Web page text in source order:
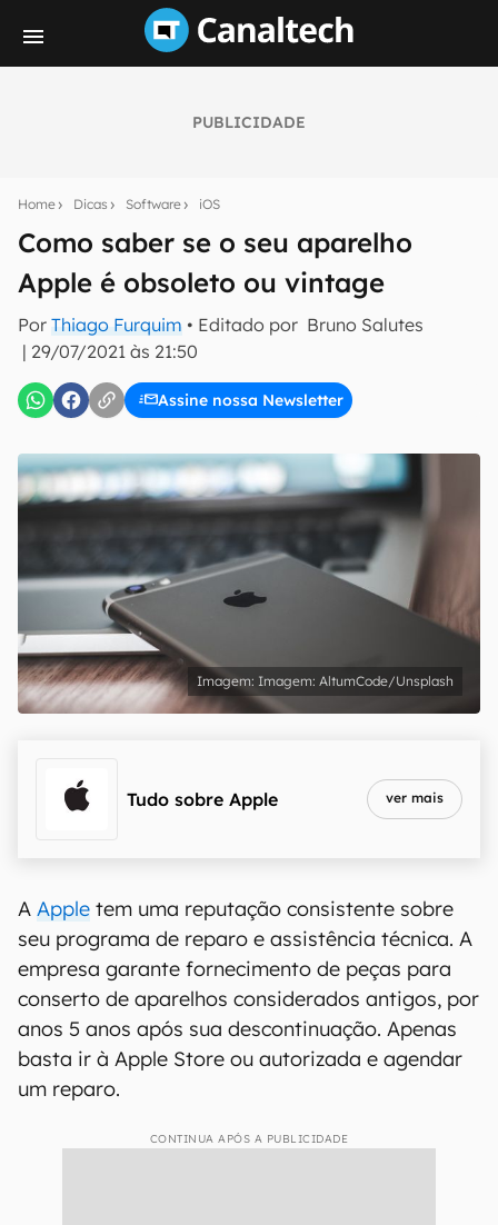
PUBLICIDADE
Home Dicas Software iOS
Como saber se o seu aparelho
Apple é obsoleto ou vintage
Por Thiago Furquim • Editado por Bruno Salutes
| 29/07/2021 às 21:50
Assine nossa Newsletter
notícias e reviews sobre tecnologia em primeira
E-mail
Uso e Política de Privacidade do Canaltech.
Imagem: AltumCode/Unsplash
Tudo sobre Apple ver mais
A Apple tem uma reputação consistente sobre
seu programa de reparo e assistência técnica. A
empresa garante fornecimento de peças para
conserto de aparelhos considerados antigos, por
anos 5 anos após sua descontinuação. Apenas
basta ir à Apple Store ou autorizada e agendar
um reparo.
CONTINUA APÓS A PUBLICIDADE